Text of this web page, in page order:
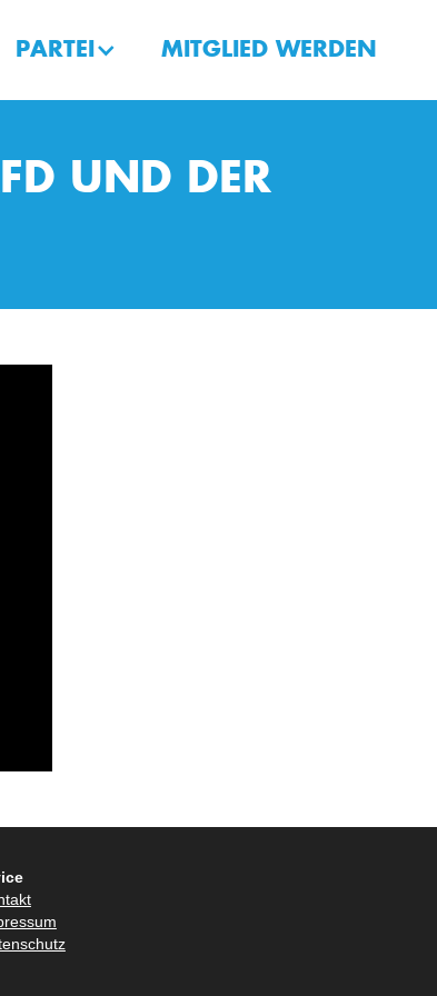
PARTEI MITGLIED WERDEN
UND DER